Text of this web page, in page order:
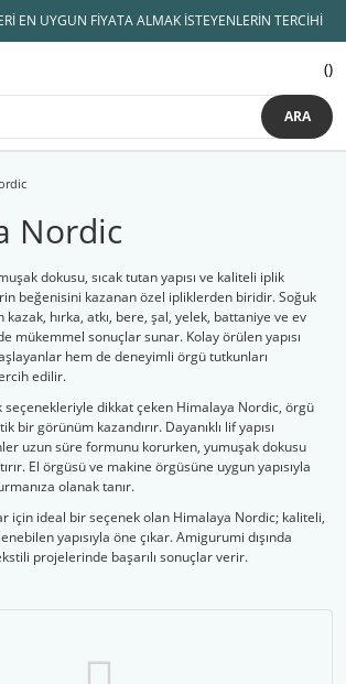
EN UYGUN FİYATA ALMAK İSTEYENLERİN TERCİHİ
ARA
Nordic
dokusu, sıcak tutan yapısı ve kaliteli iplik
beğenisini kazanan özel ipliklerden biridir. Soğuk
kazak, hırka, atkı, bere, şal, yelek, battaniye ve ev
mükemmel sonuçlar sunar. Kolay örülen yapısı
hem de deneyimli örgü tutkunları
edilir.
dikkat çeken Himalaya Nordic, örgü
bir görünüm kazandırır. Dayanıklı lif yapısı
uzun süre formunu korurken, yumuşak dokusu
El örgüsü ve makine örgüsüne uygun yapısıyla
olanak tanır.
için ideal bir seçenek olan Himalaya Nordic; kaliteli,
yapısıyla öne çıkar. Amigurumi dışında
projelerinde başarılı sonuçlar verir.